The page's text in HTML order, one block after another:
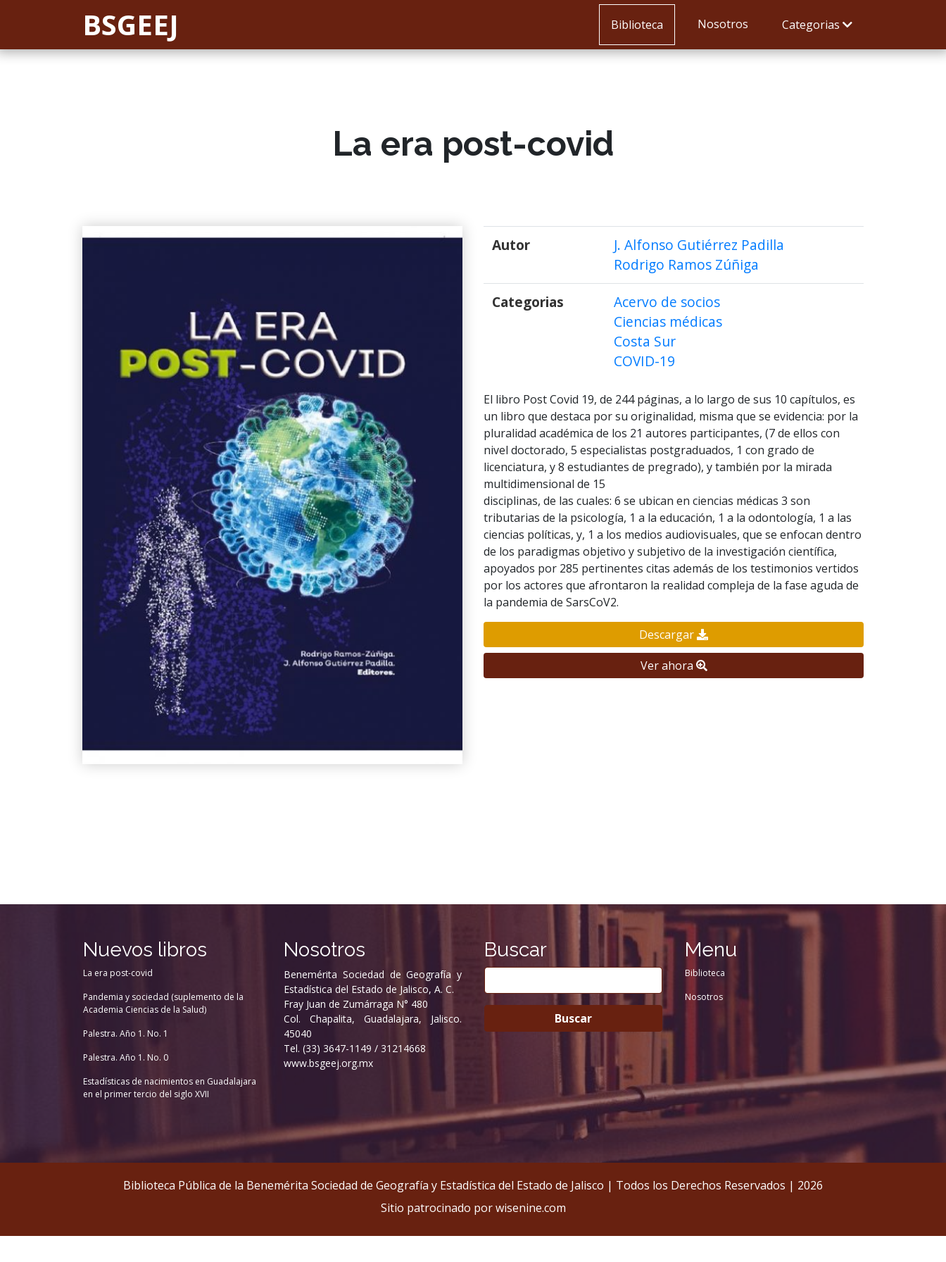
BSGEEJ Biblioteca Nosotros Categorias
La era post-covid
Autor
J. Alfonso Gutiérrez Padilla
Rodrigo Ramos Zúñiga
Categorias
Acervo de socios
Ciencias médicas
Costa Sur
COVID-19
El libro Post Covid 19, de 244 páginas, a lo largo de sus 10 capítulos, es
un libro que destaca por su originalidad, misma que se evidencia: por la
pluralidad académica de los 21 autores participantes, (7 de ellos con
nivel doctorado, 5 especialistas postgraduados, 1 con grado de
licenciatura, y 8 estudiantes de pregrado), y también por la mirada
multidimensional de 15
disciplinas, de las cuales: 6 se ubican en ciencias médicas 3 son
tributarias de la psicología, 1 a la educación, 1 a la odontología, 1 a las
ciencias políticas, y, 1 a los medios audiovisuales, que se enfocan dentro
de los paradigmas objetivo y subjetivo de la investigación científica,
apoyados por 285 pertinentes citas además de los testimonios vertidos
por los actores que afrontaron la realidad compleja de la fase aguda de
la pandemia de SarsCoV2.
Descargar
Ver ahora
Nuevos libros
La era post-covid
Pandemia y sociedad (suplemento de la
Academia Ciencias de la Salud)
Palestra. Año 1. No. 1
Palestra. Año 1. No. 0
Estadísticas de nacimientos en Guadalajara
en el primer tercio del siglo XVII
Nosotros
Benemérita Sociedad de Geografía y
Estadística del Estado de Jalisco, A. C.
Fray Juan de Zumárraga N° 480
Col. Chapalita, Guadalajara, Jalisco.
45040
Tel. (33) 3647-1149 / 31214668
www.bsgeej.org.mx
Buscar Menu
Biblioteca
Nosotros
Biblioteca Pública de la Benemérita Sociedad de Geografía y Estadística del Estado de Jalisco | Todos los Derechos Reservados | 2026
Sitio patrocinado porwisenine.com